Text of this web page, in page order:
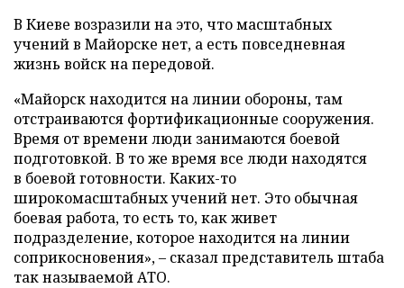
В Киеве возразили на это, что масштабных
учений в Майорске нет, а есть повседневная
жизнь войск на передовой.
«Майорск находится на линии обороны, там
отстраиваются фортификационные сооружения.
Время от времени люди занимаются боевой
подготовкой. В то же время все люди находятся
в боевой готовности. Каких-то
широкомасштабных учений нет. Это обычная
боевая работа, то есть то, как живет
подразделение, которое находится на линии
соприкосновения», – сказал представитель штаба
так называемой АТО.